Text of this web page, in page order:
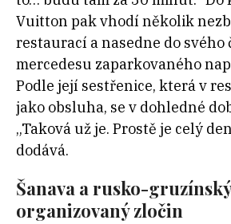
Vuitton pak vhodí několik
restaurací a nasedne do svého
mercedesu zaparkovaného
Podle její sestřenice, která v
jako obsluha, se v dohledné
„Taková už je. Prostě je celý
dodává.
Šanava a rusko-gruzínský
organizovaný zločin